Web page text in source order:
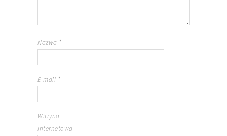
Nazwa *
E-mail *
Witryna
internetowa